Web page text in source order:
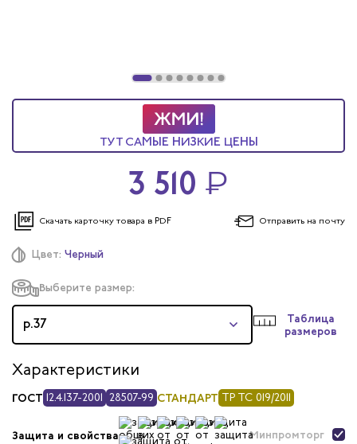
Цвет: Черный
Выберите размер:
р.37
Таблица
размеров
Характеристики
ГОСТ 12.4.137-2001 28507-99 СТАНДАРТ ТР ТС 019/2011
Защита и свойства Минпромторг
ТУТ САМЫЕ НИЗКИЕ ЦЕНЫ
3 510 ₽
Скачать карточку товара в PDF Отправить на почту